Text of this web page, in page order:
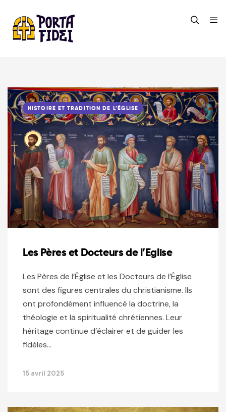
HISTOIRE ET TRADITION DE L’ÉGLISE
Les Pères et Docteurs de l’Eglise
Les Pères de l’Église et les Docteurs de l’Église
sont des figures centrales du christianisme. Ils
ont profondément influencé la doctrine, la
théologie et la spiritualité chrétiennes. Leur
héritage continue d’éclairer et de guider les
fidèles…
15 avril 2025